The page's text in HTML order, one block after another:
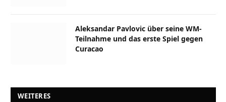
Aleksandar Pavlovic über seine WM-
Teilnahme und das erste Spiel gegen
Curacao
WEITERES